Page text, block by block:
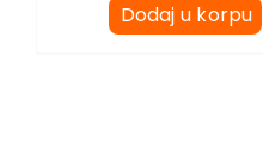
Dodaj u korpu